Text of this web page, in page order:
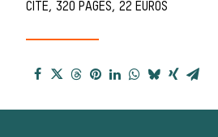
chasse
CITÉ, 320 PAGES, 22 EUROS